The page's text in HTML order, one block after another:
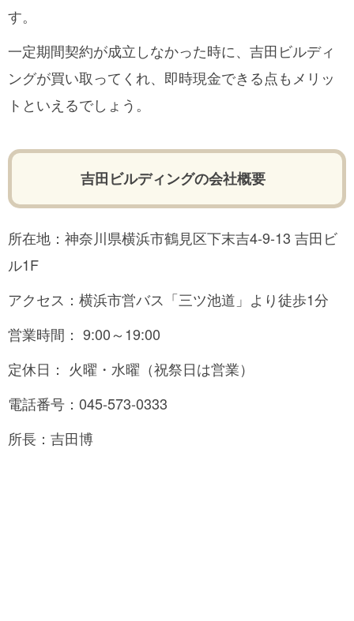
す。
一定期間契約が成立しなかった時に、吉田ビルディ
ングが買い取ってくれ、即時現金できる点もメリッ
トといえるでしょう。
吉田ビルディングの会社概要
所在地：神奈川県横浜市鶴見区下末吉4-9-13 吉田ビ
ル1F
アクセス：横浜市営バス「三ツ池道」より徒歩1分
営業時間： 9:00～19:00
定休日： 火曜・水曜（祝祭日は営業）
電話番号：045-573-0333
所長：吉田博